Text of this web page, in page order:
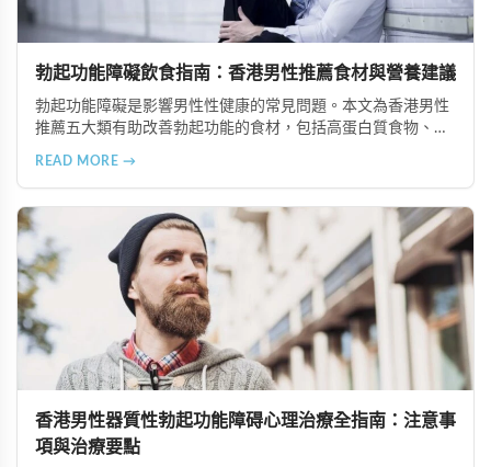
勃起功能障礙飲食指南：香港男性推薦食材與營養建議
勃起功能障礙是影響男性性健康的常見問題。本文為香港男性
推薦五大類有助改善勃起功能的食材，包括高蛋白質食物、富
READ MORE →
香港男性器質性勃起功能障碍心理治療全指南：注意事
項與治療要點